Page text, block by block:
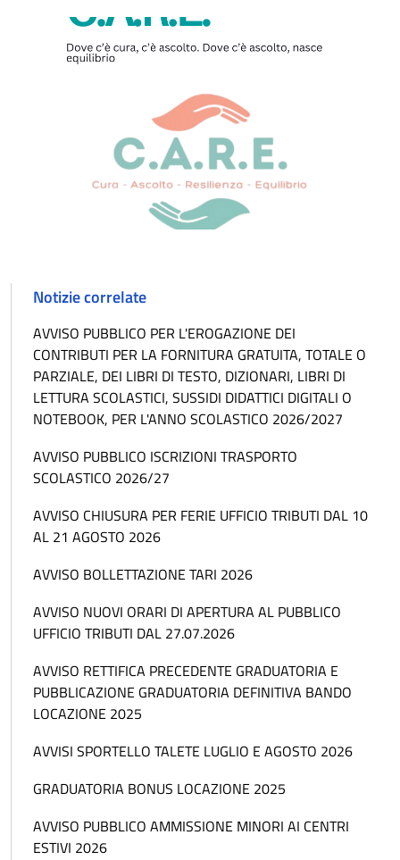
Notizie correlate
AVVISO PUBBLICO PER L'EROGAZIONE DEI
CONTRIBUTI PER LA FORNITURA GRATUITA, TOTALE O
PARZIALE, DEI LIBRI DI TESTO, DIZIONARI, LIBRI DI
LETTURA SCOLASTICI, SUSSIDI DIDATTICI DIGITALI O
NOTEBOOK, PER L'ANNO SCOLASTICO 2026/2027
AVVISO PUBBLICO ISCRIZIONI TRASPORTO
SCOLASTICO 2026/27
AVVISO CHIUSURA PER FERIE UFFICIO TRIBUTI DAL 10
AL 21 AGOSTO 2026
AVVISO BOLLETTAZIONE TARI 2026
AVVISO NUOVI ORARI DI APERTURA AL PUBBLICO
UFFICIO TRIBUTI DAL 27.07.2026
AVVISO RETTIFICA PRECEDENTE GRADUATORIA E
PUBBLICAZIONE GRADUATORIA DEFINITIVA BANDO
LOCAZIONE 2025
AVVISI SPORTELLO TALETE LUGLIO E AGOSTO 2026
GRADUATORIA BONUS LOCAZIONE 2025
AVVISO PUBBLICO AMMISSIONE MINORI AI CENTRI
ESTIVI 2026